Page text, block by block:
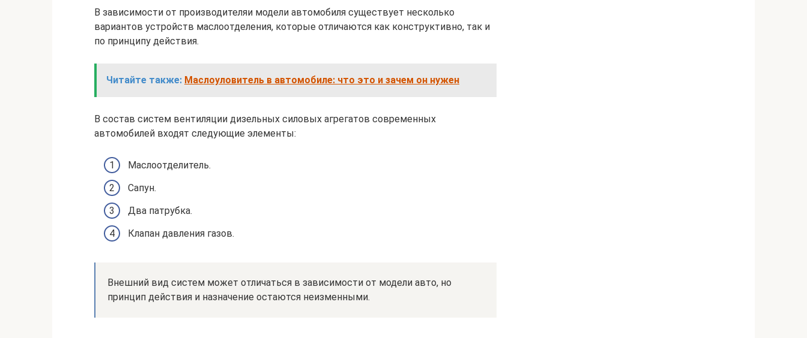
В зависимости от производителяи модели автомобиля существует несколько
вариантов устройств маслоотделения, которые отличаются как конструктивно, так и
по принципу действия.
Читайте также: Маслоуловитель в автомобиле: что это и зачем он нужен
В состав систем вентиляции дизельных силовых агрегатов современных
автомобилей входят следующие элементы:
Маслоотделитель.
Сапун.
Два патрубка.
Клапан давления газов.
Внешний вид систем может отличаться в зависимости от модели авто, но
принцип действия и назначение остаются неизменными.